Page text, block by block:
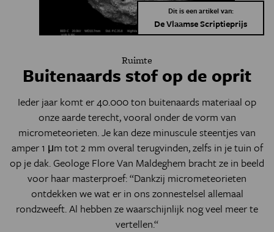
Dit is een artikel van:
De Vlaamse Scriptieprijs
Ruimte
Buitenaards stof op de oprit
Ieder jaar komt er 40.000 ton buitenaards materiaal op
onze aarde terecht, vooral onder de vorm van
micrometeorieten. Je kan deze minuscule steentjes van
amper 1 μm tot 2 mm overal terugvinden, zelfs in je tuin of
op je dak. Geologe Flore Van Maldeghem bracht ze in beeld
voor haar masterproef: “Dankzij micrometeorieten
ontdekken we wat er in ons zonnestelsel allemaal
rondzweeft. Al hebben ze waarschijnlijk nog veel meer te
vertellen.“